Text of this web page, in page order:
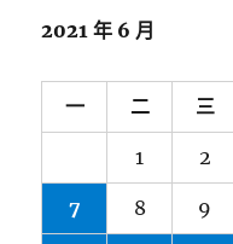
2021 年 6 月
一 二 三
1 2
7 8 9